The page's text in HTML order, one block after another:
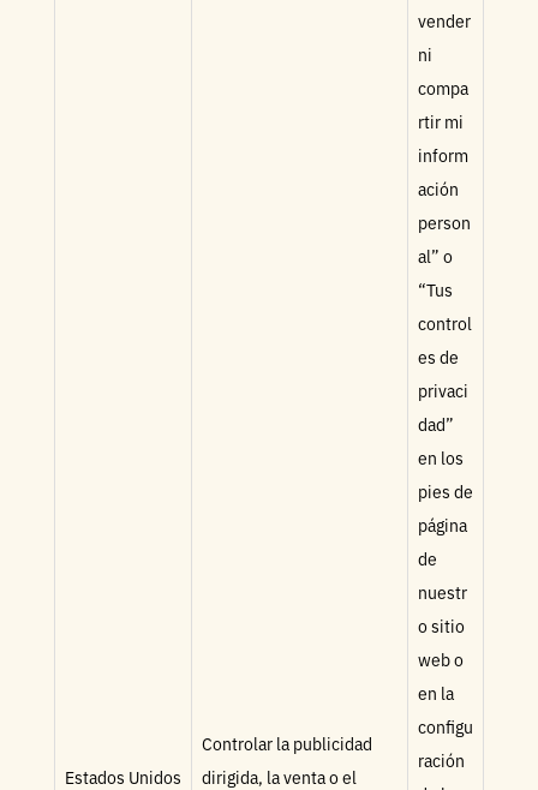
Estados Unidos
Controlar la publicidad
dirigida, la venta o el
vender
ni
compa
rtir mi
inform
ación
person
al” o
“Tus
control
es de
privaci
dad”
en los
pies de
página
de
nuestr
o sitio
web o
en la
configu
ración